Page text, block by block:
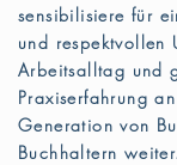
sensibilisiere für
und respektvollen
Arbeitsalltag und
Praxiserfahrung
Generation von
Buchhaltern